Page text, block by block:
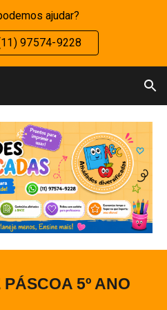
ajudar?
97574-9228
PÁSCOA 5º ANO